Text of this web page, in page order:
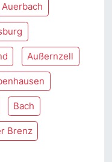
Auerbach
Außernzell
Bach
Brenz